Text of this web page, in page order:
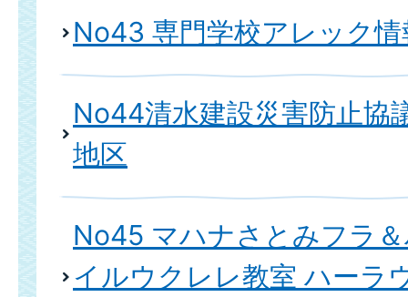
No43 専門学校アレック
No44清水建設災害防止協
地区
No45 マハナさとみフラ
イルウクレレ教室 ハーラ